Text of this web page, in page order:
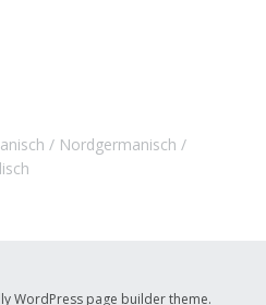
Nordgermanisch
WordPress page builder theme.